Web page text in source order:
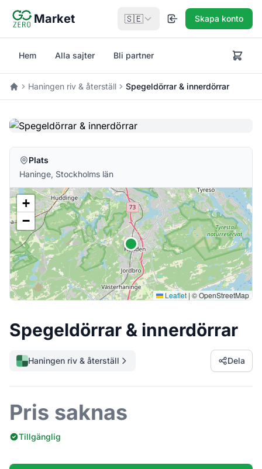
Market 🇸🇪 Skapa konto
Hem Alla sajter Bli partner
Haningen riv & återställ Spegeldörrar & innerdörrar
Plats
Haninge, Stockholms län
+
−
Leaflet |© OpenStreetMap
Spegeldörrar & innerdörrar
Haningen riv & återställ Dela
Pris saknas
Tillgänglig